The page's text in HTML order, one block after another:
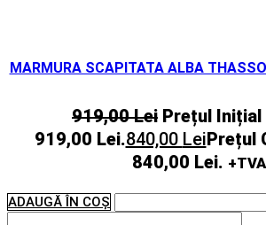
MARMURA SCAPITATA ALBA
919,00Lei Prețul Inițial
919,00 Lei.840,00 LeiPrețul
840,00 Lei. +TVA
ADAUGĂ ÎN COȘ